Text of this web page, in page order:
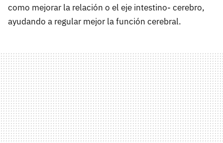
como mejorar la relación o el eje intestino- cerebro,
ayudando a regular mejor la función cerebral.